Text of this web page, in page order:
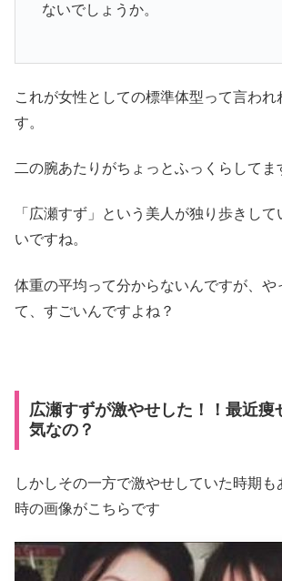
ないでしょうか。
これが女性としての標準体型って言われ
す。
二の腕あたりがちょっとふっくらして
「広瀬すず」という美人が独り歩きし
いですね。
体重の平均って分からないんですが、や
て、すごいんですよね？
広瀬すずが激やせした！！最近痩
気なの？
しかしその一方で激やせしていた時期
時の画像がこちらです